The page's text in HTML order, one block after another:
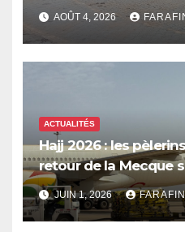
dépenses publiques
AOÛT 4, 2026
ACTUALITÉS
Hajj 2026 : les
retour de la Mecque
innovations d’Air
JUIN 1, 2026